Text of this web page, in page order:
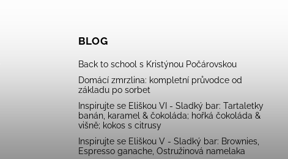
BLOG
Back to school s Kristýnou Počárovskou
Domácí zmrzlina: kompletní průvodce od
základu po sorbet
Inspirujte se Eliškou VI - Sladký bar: Tartaletky
banán, karamel & čokoláda; hořká čokoláda &
višně; kokos s citrusy
Inspirujte se Eliškou V - Sladký bar: Brownies,
Espresso ganache, Ostružinová namelaka